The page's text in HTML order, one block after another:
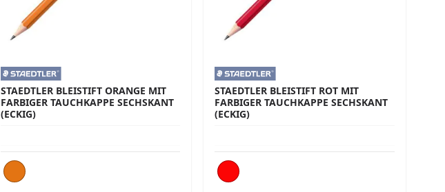
STAEDTLER BLEISTIFT ORANGE MIT
FARBIGER TAUCHKAPPE SECHSKANT
(ECKIG)
STAEDTLER BLEISTIFT ROT MIT
FARBIGER TAUCHKAPPE SECHSKANT
(ECKIG)